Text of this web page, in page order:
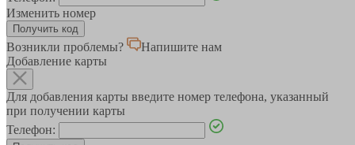
Изменить номер
Возникли проблемы?
Напишите нам
Добавление карты
Для добавления карты введите номер телефона, указанный
при получении карты
Телефон: